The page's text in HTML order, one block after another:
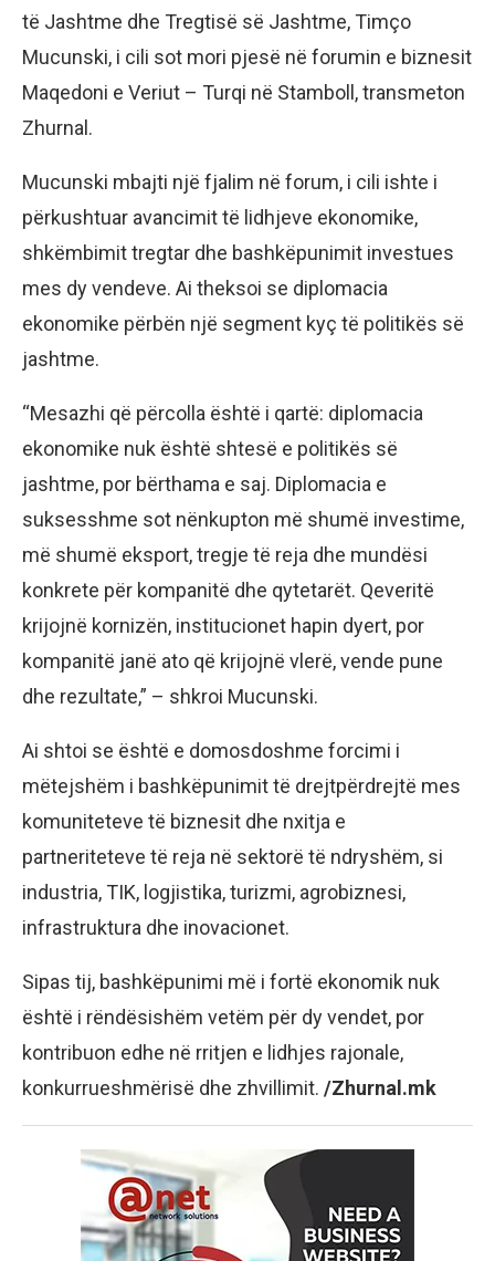
të Jashtme dhe Tregtisë së Jashtme, Timço
Mucunski, i cili sot mori pjesë në forumin e biznesit
Maqedoni e Veriut – Turqi në Stamboll, transmeton
Zhurnal.
Mucunski mbajti një fjalim në forum, i cili ishte i
përkushtuar avancimit të lidhjeve ekonomike,
shkëmbimit tregtar dhe bashkëpunimit investues
mes dy vendeve. Ai theksoi se diplomacia
ekonomike përbën një segment kyç të politikës së
jashtme.
“Mesazhi që përcolla është i qartë: diplomacia
ekonomike nuk është shtesë e politikës së
jashtme, por bërthama e saj. Diplomacia e
suksesshme sot nënkupton më shumë investime,
më shumë eksport, tregje të reja dhe mundësi
konkrete për kompanitë dhe qytetarët. Qeveritë
krijojnë kornizën, institucionet hapin dyert, por
kompanitë janë ato që krijojnë vlerë, vende pune
dhe rezultate,” – shkroi Mucunski.
Ai shtoi se është e domosdoshme forcimi i
mëtejshëm i bashkëpunimit të drejtpërdrejtë mes
komuniteteve të biznesit dhe nxitja e
partneriteteve të reja në sektorë të ndryshëm, si
industria, TIK, logjistika, turizmi, agrobiznesi,
infrastruktura dhe inovacionet.
Sipas tij, bashkëpunimi më i fortë ekonomik nuk
është i rëndësishëm vetëm për dy vendet, por
kontribuon edhe në rritjen e lidhjes rajonale,
konkurrueshmërisë dhe zhvillimit. /Zhurnal.mk